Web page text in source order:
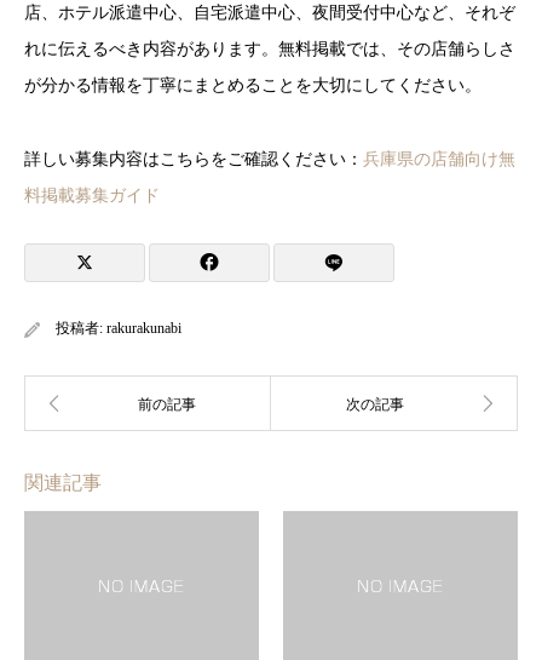
店、ホテル派遣中心、自宅派遣中心、夜間受付中心など、それぞ
れに伝えるべき内容があります。無料掲載では、その店舗らしさ
が分かる情報を丁寧にまとめることを大切にしてください。
詳しい募集内容はこちらをご確認ください： 兵庫県の店舗向け無
料掲載募集ガイド
投稿者: rakurakunabi
関連記事